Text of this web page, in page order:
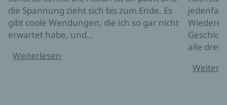
die Spannung zieht sich bis zum Ende. Es
gibt coole Wendungen, die ich so gar nicht
erwartet habe, und…
Weiterlesen
alle drei…